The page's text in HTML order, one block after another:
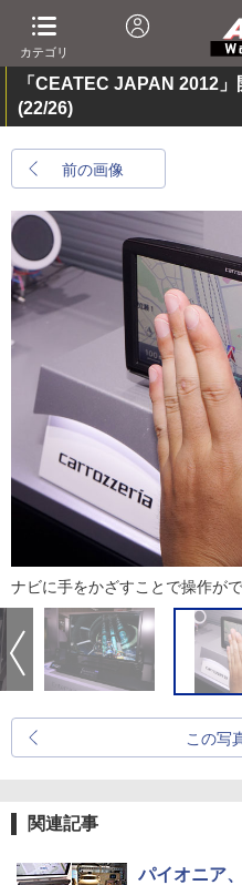
カテゴリ
「CEATEC JAPAN 2012
(22/26)
前の画像
ナビに手をかざすことで操作が
この写
関連記事
パイオニア